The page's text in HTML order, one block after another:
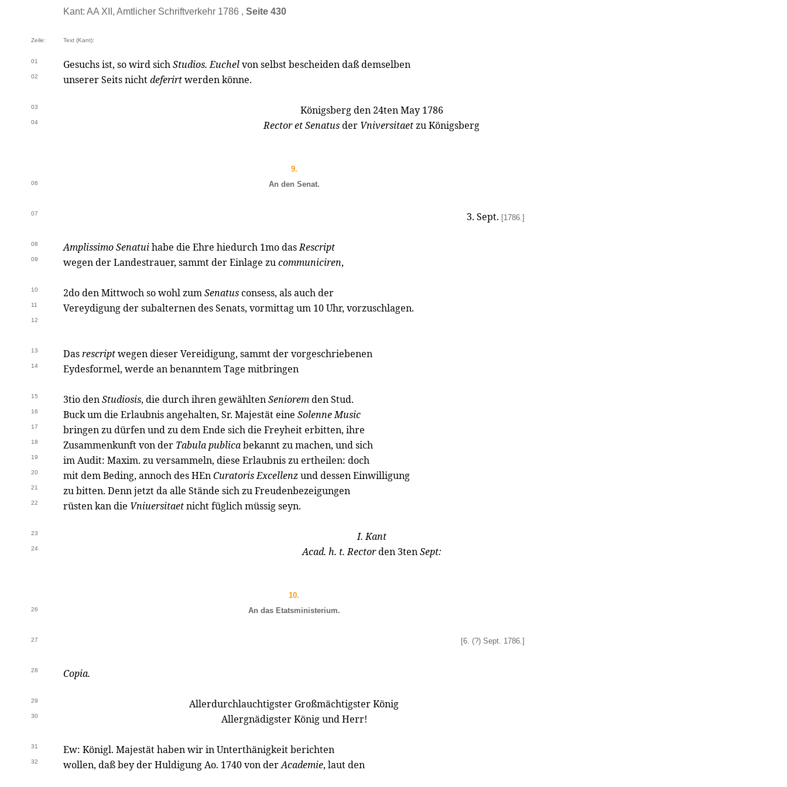
Kant: AA XII, Amtlicher Schriftverkehr 1786 , Seite 430
Zeile: Text (Kant):
01 Gesuchs ist, so wird sichStudios. Euchelvon selbst bescheiden daß demselben
02 unserer Seits nichtdeferirtwerden könne.
03 Königsberg den 24ten May 1786
04 Rector et Senatusder Vniversitaetzu Königsberg
9.
06 An den Senat.
07 3. Sept. [1786.]
08 Amplissimo Senatuihabe die Ehre hiedurch 1mo dasRescript
09 wegen der Landestrauer, sammt der Einlage zucommuniciren,
10 2do den Mittwoch so wohl zumSenatusconsess, als auch der
11 Vereydigung der subalternen des Senats, vormittag um 10 Uhr, vorzuschlagen.
12
13 Dasrescriptwegen dieser Vereidigung, sammt der vorgeschriebenen
14 Eydesformel, werde an benanntem Tage mitbringen
15 3tio denStudiosis, die durch ihren gewähltenSenioremden Stud.
16 Buck um die Erlaubnis angehalten, Sr. Majestät eine SolenneMusic
17 bringen zu dürfen und zu dem Ende sich die Freyheit erbitten, ihre
18 Zusammenkunft von der Tabula publicabekannt zu machen, und sich
19 im Audit: Maxim. zu versammeln, diese Erlaubnis zu ertheilen: doch
20 mit dem Beding, annoch des HEnCuratoris Excellenzund dessen Einwilligung
21 zu bitten. Denn jetzt da alle Stände sich zu Freudenbezeigungen
22 rüsten kan die Vniuersitaetnicht füglich müssig seyn.
23 I. Kant
24 Acad. h. t. Rectorden 3tenSept:
10.
26 An das Etatsministerium.
27 [6. (?) Sept. 1786.]
28 Copia.
29 Allerdurchlauchtigster Großmächtigster König
30 Allergnädigster König und Herr!
31 Ew: Königl. Majestät haben wir in Unterthänigkeit berichten
32 wollen, daß bey der Huldigung Ao. 1740 von derAcademie, laut den